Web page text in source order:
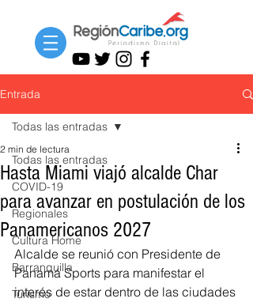
Entrada
Todas las entradas
COVID-19
Regionales
Cultura Home
Barranquilla
Turismo
Todas las entradas
Hasta Miami viajó alcalde Char
para avanzar en postulación de los
Panamericanos 2027
2 min de lectura
Alcalde se reunió con Presidente de
Panamá Sports para manifestar el
interés de estar dentro de las ciudades